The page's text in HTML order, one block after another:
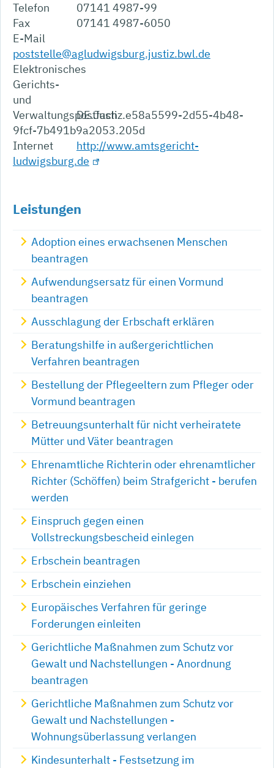
Telefon
07141 4987-99
Fax
07141 4987-6050
E-Mail
poststelle@agludwigsburg.justiz.bwl.de
Elektronisches
Gerichts-
und
VerwaltungspostfachDE.Justiz.e58a5599-2d55-4b48-
9fcf-7b491b9a2053.205d
Internet
http://www.amtsgericht-
ludwigsburg.de
Leistungen
Adoption eines erwachsenen Menschen
beantragen
Aufwendungsersatz für einen Vormund
beantragen
Ausschlagung der Erbschaft erklären
Beratungshilfe in außergerichtlichen
Verfahren beantragen
Bestellung der Pflegeeltern zum Pfleger oder
Vormund beantragen
Betreuungsunterhalt für nicht verheiratete
Mütter und Väter beantragen
Ehrenamtliche Richterin oder ehrenamtlicher
Richter (Schöffen) beim Strafgericht - berufen
werden
Einspruch gegen einen
Vollstreckungsbescheid einlegen
Erbschein beantragen
Erbschein einziehen
Europäisches Verfahren für geringe
Forderungen einleiten
Gerichtliche Maßnahmen zum Schutz vor
Gewalt und Nachstellungen - Anordnung
beantragen
Gerichtliche Maßnahmen zum Schutz vor
Gewalt und Nachstellungen -
Wohnungsüberlassung verlangen
Kindesunterhalt - Festsetzung im